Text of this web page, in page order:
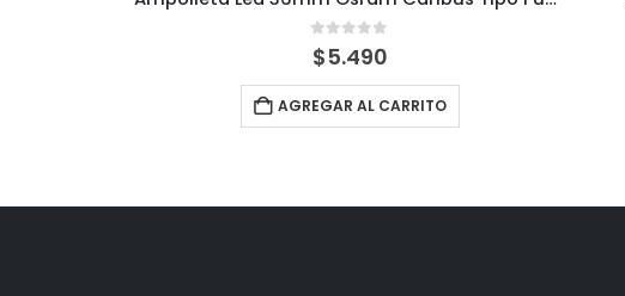
0out of 5
$5.490
AGREGAR AL CARRITO